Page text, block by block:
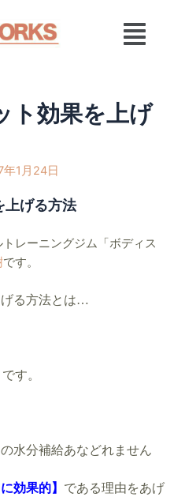
メ
ニ
ト効果を上げ
年1月24日
上げる方法
レーニングジム「ボディス
です。
げる方法とは…
す。
水分補給あなどれません
効果的】 である理由をあげ